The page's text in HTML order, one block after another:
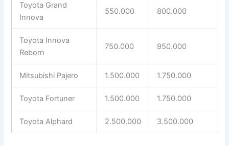
Toyota Grand
Innova
550.000 800.000
Toyota Innova
Reborn
750.000 950.000
Mitsubishi Pajero 1.500.000 1.750.000
Toyota Fortuner 1.500.000 1.750.000
Toyota Alphard 2.500.000 3.500.000